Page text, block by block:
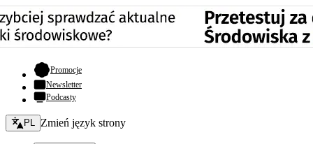
Promocje- otwiera się w nowej karcie
Newsletter
Podcasty
Zmień język - bieżący:
PL Zmień język strony